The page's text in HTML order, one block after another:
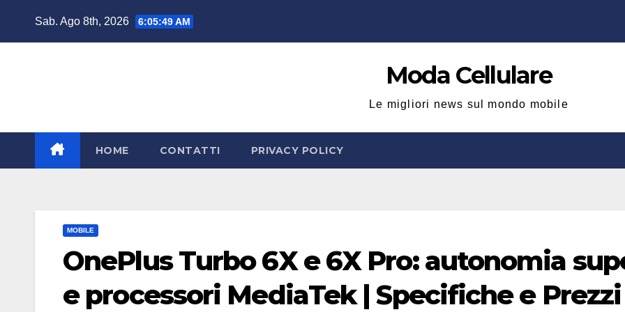
Sab. Ago 8th, 2026 6:05:50 AM
Moda Cellulare
Le migliori news sul mondo mobile
HOME CONTATTI PRIVACY POLICY
MOBILE
OnePlus Turbo 6X e 6X Pro: autonomia
e processori MediaTek | Specifiche e Prezzi